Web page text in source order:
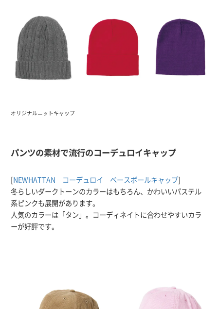
オリジナルニットキャップ
パンツの素材で流行のコーデュロイキャップ
NEWHATTAN コーデュロイ ベースボールキャップ
冬らしいダークトーンのカラーはもちろん、かわいいパステル
系ピンクも展開があります。
人気のカラーは「タン」。コーディネイトに合わせやすいカラ
ーが好評です。